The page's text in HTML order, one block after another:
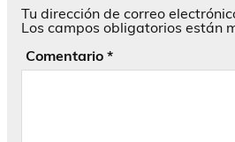
Tu dirección de correo
Los campos obligatorios están
Comentario *